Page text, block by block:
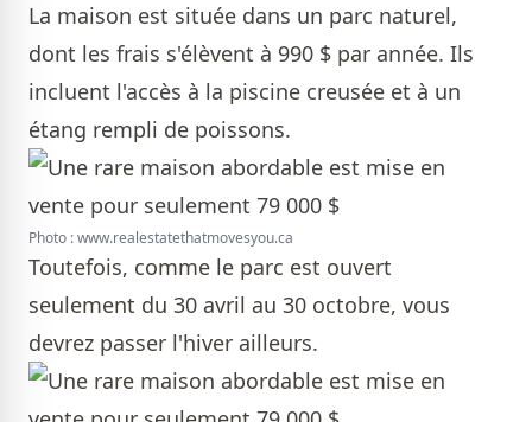
La maison est située dans un parc naturel,
dont les frais s'élèvent à 990 $ par année. Ils
incluent l'accès à la piscine creusée et à un
étang rempli de poissons.
Photo : www.realestatethatmovesyou.ca
Toutefois, comme le parc est ouvert
seulement du 30 avril au 30 octobre, vous
devrez passer l'hiver ailleurs.